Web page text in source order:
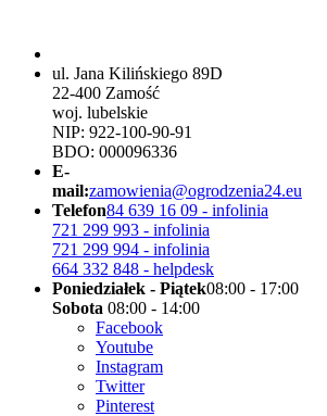
ul. Jana Kilińskiego 89D
22-400 Zamość
woj. lubelskie
NIP: 922-100-90-91
BDO: 000096336
E-
mail:zamowienia@ogrodzenia24.eu
Telefon84 639 16 09 - infolinia
721 299 993 - infolinia
721 299 994 - infolinia
664 332 848 - helpdesk
Poniedziałek - Piątek08:00 - 17:00
Sobota 08:00 - 14:00
Facebook
Youtube
Instagram
Twitter
Pinterest